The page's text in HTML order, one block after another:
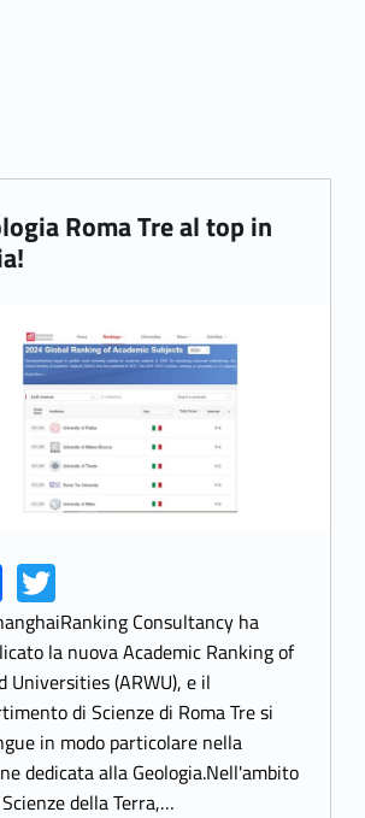
Roma Tre al top in
Fa
ce
b
o
o
k
Link identifier share twitter archive #share-link-archive-12925T
w
itt
er
Consultancy ha
la nuova Academic Ranking of
Universities (ARWU), e il
di Scienze di Roma Tre si
in modo particolare nella
dedicata alla Geologia.Nell'ambito
della Terra,…